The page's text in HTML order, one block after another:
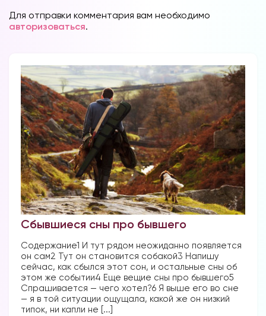
Для отправки комментария вам необходимо
авторизоваться.
Сбывшиеся сны про бывшего
Содержание1 И тут рядом неожиданно появляется
он сам2 Тут он становится собакой3 Напишу
сейчас, как сбылся этот сон, и остальные сны об
этом же событии4 Еще вещие сны про бывшего5
Спрашивается — чего хотел?6 Я выше его во сне
— я в той ситуации ощущала, какой же он низкий
типок, ни капли не [...]